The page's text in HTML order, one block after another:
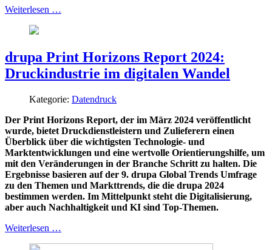
Weiterlesen …
drupa Print Horizons Report 2024:
Druckindustrie im digitalen Wandel
Kategorie: Datendruck
Der Print Horizons Report, der im März 2024 veröffentlicht
wurde, bietet Druckdienstleistern und Zulieferern einen
Überblick über die wichtigsten Technologie- und
Marktentwicklungen und eine wertvolle Orientierungshilfe, um
mit den Veränderungen in der Branche Schritt zu halten. Die
Ergebnisse basieren auf der 9. drupa Global Trends Umfrage
zu den Themen und Markttrends, die die drupa 2024
bestimmen werden. Im Mittelpunkt steht die Digitalisierung,
aber auch Nachhaltigkeit und KI sind Top-Themen.
Weiterlesen …